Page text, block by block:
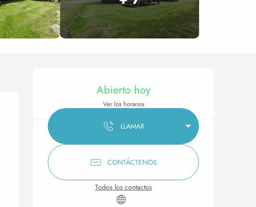
Horarios y datos de
Abierto hoy
Ver los horarios
LLAMAR
CONTÁCTENOS
Todos los contactos